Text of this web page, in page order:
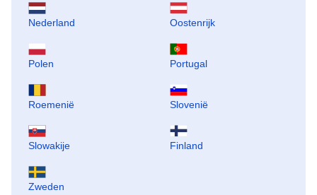
Nederland Oostenrijk
Polen Portugal
Roemenië Slovenië
Slowakije Finland
Zweden